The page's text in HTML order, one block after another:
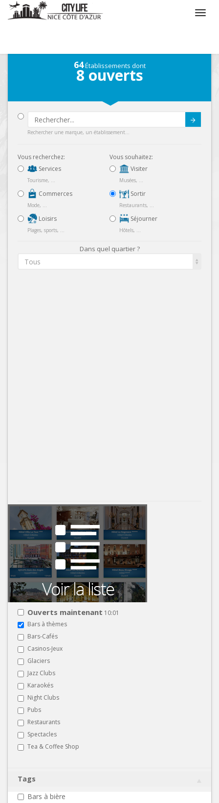
64Établissements dont
8 ouverts
Rechercher une marque, un établissement...
Vous recherchez:
Services
Tourisme, ...
Commerces
Mode, ...
Loisirs
Plages, sports, ...
Vous souhaitez:
Visiter
Musées, ...
Sortir
Restaurants, ...
Séjourner
Hôtels, ...
Dans quel quartier ?
Tous
Ouverts maintenant 10:01
Bars à thèmes
Bars-Cafés
Casinos-Jeux
Glaciers
Jazz Clubs
Karaokés
Night Clubs
Pubs
Restaurants
Spectacles
Tea & Coffee Shop
Tags
Bars à bière